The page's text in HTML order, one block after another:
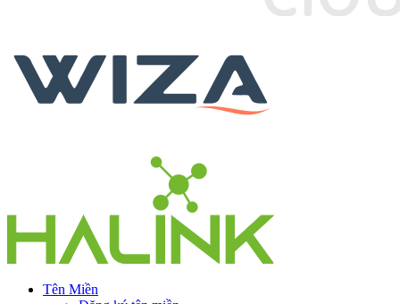
Tên Miền